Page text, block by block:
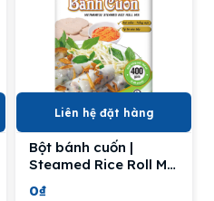
Liên hệ đặt hàng
Bột bánh cuốn |
Steamed Rice Roll Mix
- TAKY FOOD
0₫